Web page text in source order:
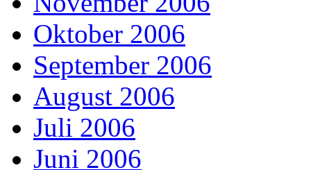
Oktober 2006
September 2006
August 2006
Juli 2006
Juni 2006